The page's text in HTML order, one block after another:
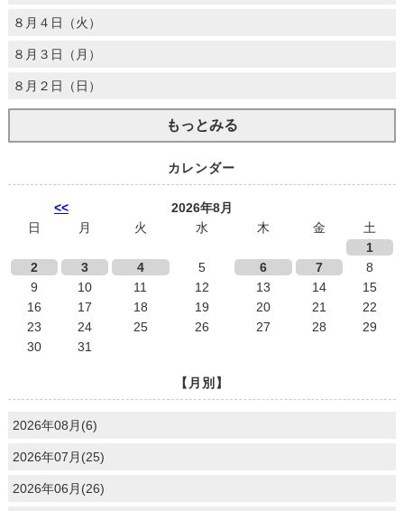
８月４日（火）
８月３日（月）
８月２日（日）
もっとみる
カレンダー
<<
2026年8月
日
月 火 水 木 金
土
1
2
3 4 5 6 7
8
9
10 11 12 13 14
15
16
17 18 19 20 21
22
23
24 25 26 27 28
29
30
31
【月別】
2026年08月(6)
2026年07月(25)
2026年06月(26)